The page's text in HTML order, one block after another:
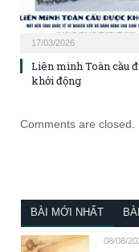
17/03/2026
Liên minh Toàn cầu
khởi động
Comments are closed.
BÀI MỚI NHẤT
08/08/